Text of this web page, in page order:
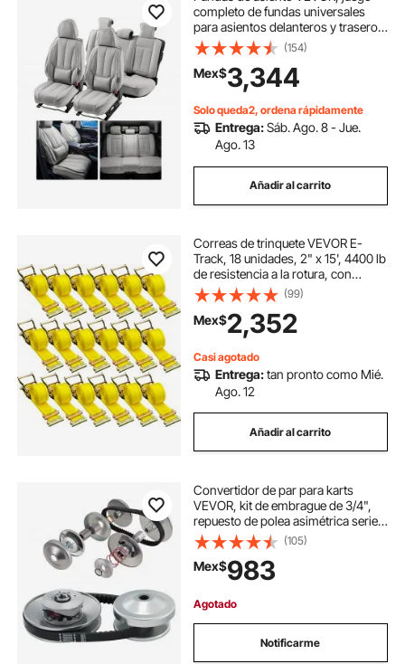
completo de fundas universales
para asientos delanteros y traseros,
13 piezas de piel sintética, diseño
totalmente cerrado, reposacabezas
desmontable y compatible con
airbag, para la mayoría de coches,
SUV y camiones.
(154)
Mex$3,344
Solo queda2, ordena rápidamente
Entrega:Sáb. Ago. 8 - Jue.
Ago. 13
Añadir al carrito
Correas de trinquete VEVOR E-
Track, 18 unidades, 2" x 15', 4400 lb
de resistencia a la rotura, con
correas de poliéster, resortes y
trinquetes, amarres duraderos para
motocicletas, neumáticos y
remolques.
(99)
Mex$2,352
Casi agotado
Entrega:tan pronto como Mié.
Ago. 12
Añadir al carrito
Convertidor de par para karts
VEVOR, kit de embrague de 3/4",
repuesto de polea asimétrica serie
30 con correa de transmisión, para
motores pequeños de 2 a 8 HP,
reemplaza Comet 219552, Manco
5957 y Yerf Dog Q43201W
(105)
Mex$983
Agotado
Notificarme